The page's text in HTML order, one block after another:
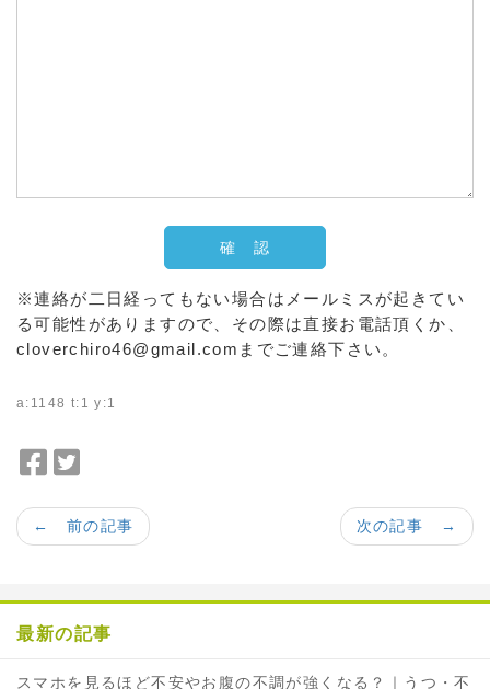
※連絡が二日経ってもない場合はメールミスが起きてい
る可能性がありますので、その際は直接お電話頂くか、
cloverchiro46@gmail.comまでご連絡下さい。
a:1148 t:1 y:1
c
e
o
k
シ
i
t
r
で
ェ
次の記事 →
← 前の記事
最新の記事
スマホを見るほど不安やお腹の不調が強くなる？｜うつ・不